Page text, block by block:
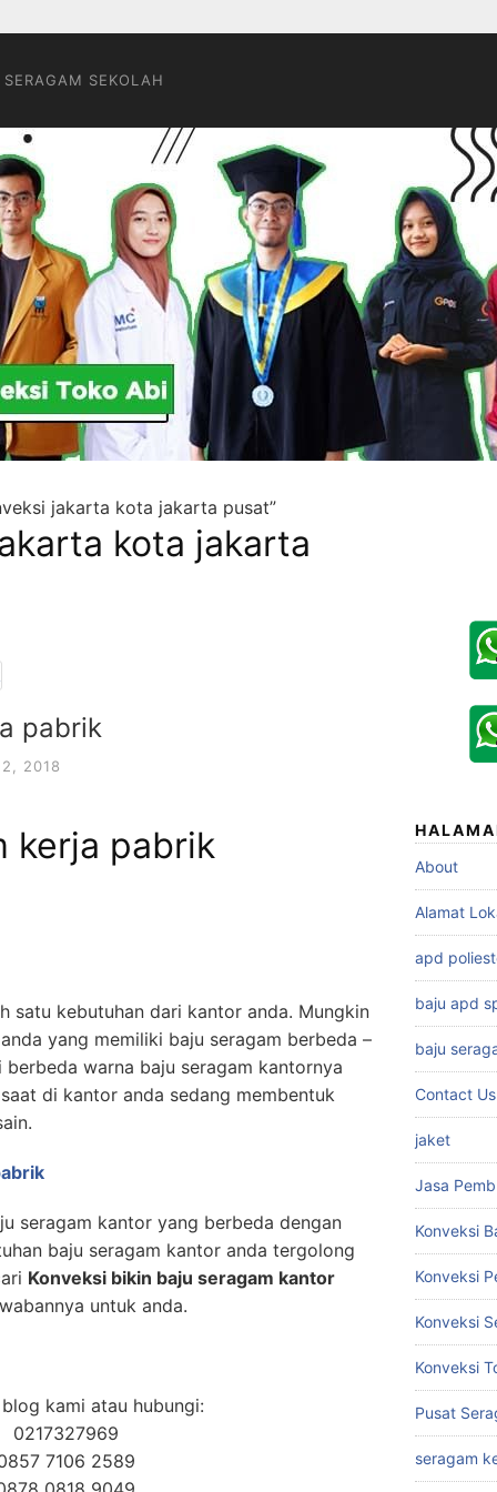
SEKOLAH
jakarta kota jakarta pusat”
kota jakarta
pabrik
2018
kerja pabrik
satu kebutuhan dari kantor anda. Mungkin
yang memiliki baju seragam berbeda –
warna baju seragam kantornya
di kantor anda sedang membentuk
seragam kantor yang berbeda dengan
baju seragam kantor anda tergolong
Konveksi bikin baju seragam kantor
untuk anda.
kami atau hubungi:
0217327969
7106 2589
About
Alamat
apd
baju apd
baju
Contact Us
jaket
Jasa
Konveksi
Konveksi
Konveksi
Konveksi
Pusat
seragam